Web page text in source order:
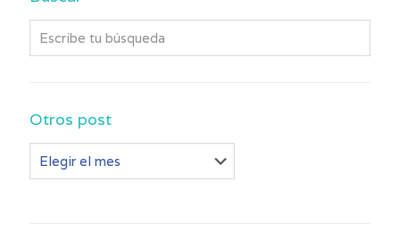
Otros post
post